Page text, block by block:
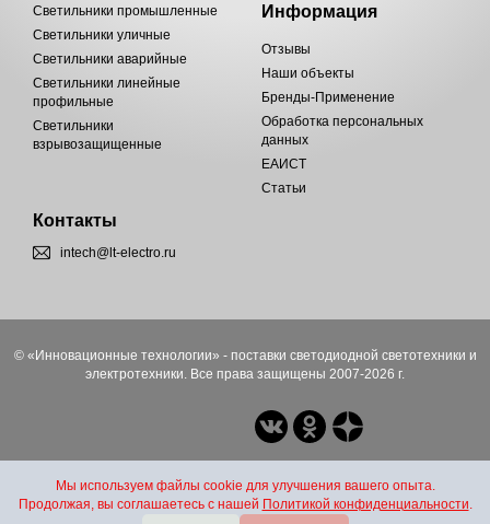
Светильники промышленные
Светильники уличные
Светильники аварийные
Светильники линейные
профильные
Светильники
взрывозащищенные
Информация
Отзывы
Наши объекты
Бренды-Применение
Обработка персональных
данных
ЕАИСТ
Статьи
Контакты
intech@lt-electro.ru
© «Инновационные технологии» - поставки светодиодной светотехники и
электротехники. Все права защищены 2007-2026 г.
Мы используем файлы cookie для улучшения вашего опыта.
Продолжая, вы соглашаетесь с нашей Политикой конфиденциальности.